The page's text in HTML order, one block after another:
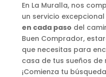
En La Muralla, nos
un servicio excepcional
en cada paso del
Buen Comprador,
que necesitas para
casa de tus sueños
¡Comienza tu